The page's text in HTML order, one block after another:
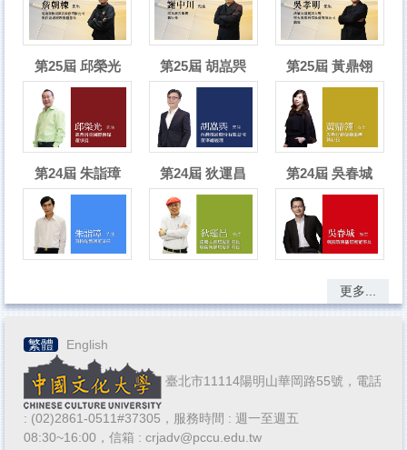
第25屆 邱榮光 第25屆 胡嵓巺 第25屆 黃鼎翎
第24屆 朱詣璋 第24屆 狄運昌 第24屆 吳春城
更多...
繁體 English
臺北市11114陽明山華岡路55號，電話
: (02)2861-0511#37305，服務時間 : 週一至週五
08:30~16:00，信箱 : crjadv@pccu.edu.tw